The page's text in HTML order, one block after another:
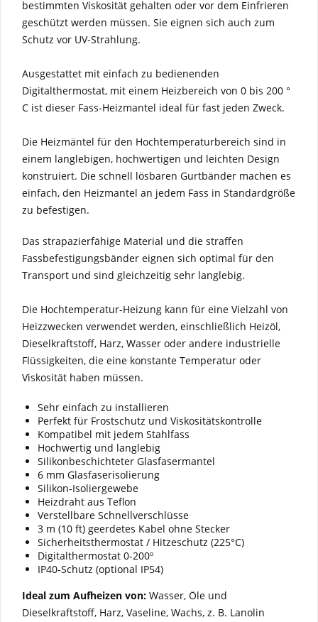
bestimmten Viskosität gehalten oder vor dem Einfrieren
geschützt werden müssen. Sie eignen sich auch zum
Schutz vor UV-Strahlung.
Ausgestattet mit einfach zu bedienenden
Digitalthermostat, mit einem Heizbereich von 0 bis 200 °
C ist dieser Fass-Heizmantel ideal für fast jeden Zweck.
Die Heizmäntel für den Hochtemperaturbereich sind in
einem langlebigen, hochwertigen und leichten Design
konstruiert. Die schnell lösbaren Gurtbänder machen es
einfach, den Heizmantel an jedem Fass in Standardgröße
zu befestigen.
Das strapazierfähige Material und die straffen
Fassbefestigungsbänder eignen sich optimal für den
Transport und sind gleichzeitig sehr langlebig.
Die Hochtemperatur-Heizung kann für eine Vielzahl von
Heizzwecken verwendet werden, einschließlich Heizöl,
Dieselkraftstoff, Harz, Wasser oder andere industrielle
Flüssigkeiten, die eine konstante Temperatur oder
Viskosität haben müssen.
Sehr einfach zu installieren
Perfekt für Frostschutz und Viskositätskontrolle
Kompatibel mit jedem Stahlfass
Hochwertig und langlebig
Silikonbeschichteter Glasfasermantel
6 mm Glasfaserisolierung
Silikon-Isoliergewebe
Heizdraht aus Teflon
Verstellbare Schnellverschlüsse
3 m (10 ft) geerdetes Kabel ohne Stecker
Sicherheitsthermostat / Hitzeschutz (225°C)
Digitalthermostat 0-200º
IP40-Schutz (optional IP54)
Ideal zum Aufheizen von: Wasser, Öle und
Dieselkraftstoff, Harz, Vaseline, Wachs, z. B. Lanolin